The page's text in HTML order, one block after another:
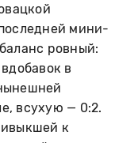
мини-
ровный:
в
всухую — 0:2.
к